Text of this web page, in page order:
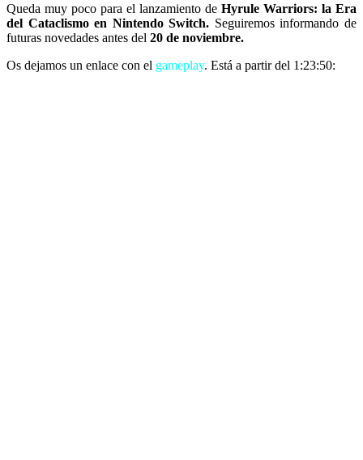
Queda muy poco para el lanzamiento de Hyrule Warriors: la Era
del Cataclismo en Nintendo Switch. Seguiremos informando de
futuras novedades antes del 20 de noviembre.
Os dejamos un enlace con el gameplay. Está a partir del 1:23:50: